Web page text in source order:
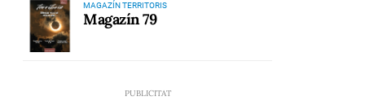
MAGAZÍN TERRITORIS
Magazín 79